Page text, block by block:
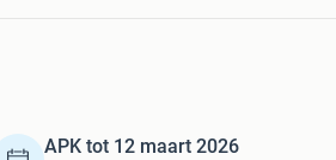
APK tot 12 maart 2026